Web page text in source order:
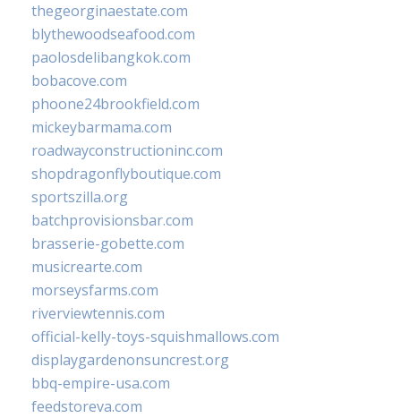
thegeorginaestate.com
blythewoodseafood.com
paolosdelibangkok.com
bobacove.com
phoone24brookfield.com
mickeybarmama.com
roadwayconstructioninc.com
shopdragonflyboutique.com
sportszilla.org
batchprovisionsbar.com
brasserie-gobette.com
musicrearte.com
morseysfarms.com
riverviewtennis.com
official-kelly-toys-squishmallows.com
displaygardenonsuncrest.org
bbq-empire-usa.com
feedstoreva.com